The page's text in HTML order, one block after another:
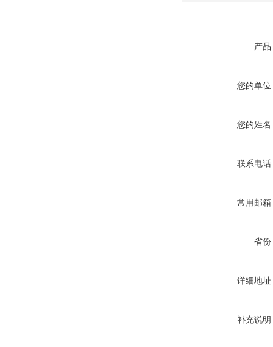
产品
您的单位
您的姓名
联系电话
常用邮箱
省份
详细地址
补充说明